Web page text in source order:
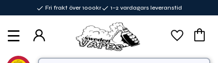
Fri frakt över 1000kr 1–2 vardagars leveranstid
Favoriter